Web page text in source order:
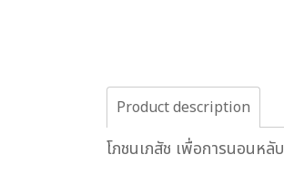
Product description
โภชนเภสัช เพื่อการนอนห